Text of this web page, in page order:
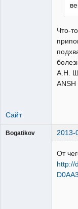
Что-
А.Н.
ANSH
Сайт
Bogatikov 2013-
От
http://